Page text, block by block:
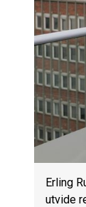
Erling
utvide